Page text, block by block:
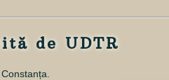
de UDTR
Constanța.